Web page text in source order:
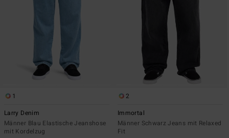
1
Larry Denim
Männer Blau Elastische Jeanshose
mit Kordelzug
2
Immortal
Männer Schwarz Jeans mit Relaxed
Fit